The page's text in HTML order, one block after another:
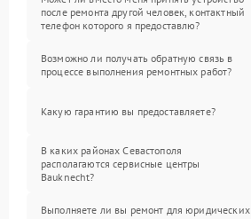
после ремонта другой человек, контактный
телефон которого я предоставлю?
Возможно ли получать обратную связь в
процессе выполнения ремонтных работ?
Какую гарантию вы предоставляете?
В каких районах Севастополя
располагаются сервисные центры
Bauknecht?
Выполняете ли вы ремонт для юридических